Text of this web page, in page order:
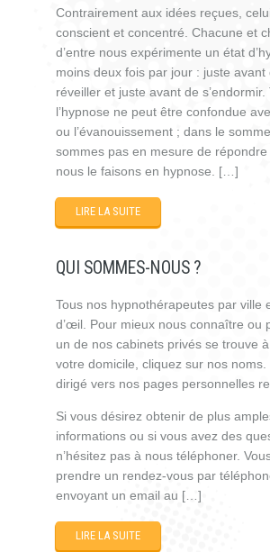
Contrairement aux idées reçues,
conscient et concentré. Chacune et
d’entre nous expérimente un état
moins deux fois par jour : juste avant
réveiller et juste avant de s’endormir.
l’hypnose ne peut être confondue
ou l’évanouissement ; dans le
sommes pas en mesure de répondre
nous le faisons en hypnose. […]
LIRE LA SUITE
QUI SOMMES-NOUS ?
Tous nos hypnothérapeutes par ville
d’œil. Pour mieux nous connaître ou
un de nos cabinets privés se trouve
votre domicile, cliquez sur nos noms.
dirigé vers nos pages personnelles
Si vous désirez obtenir de plus
informations ou si vous avez des
n’hésitez pas à nous téléphoner.
prendre un rendez-vous par
envoyant un email au […]
LIRE LA SUITE